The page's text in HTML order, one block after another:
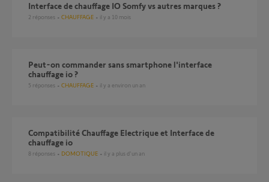
Interface de chauffage IO Somfy vs autres marques ?
2 réponses CHAUFFAGE il y a 10 mois
peut-on commander sans smartphone l'interface
chauffage io ?
5 réponses CHAUFFAGE il y a environ un an
Compatibilité Chauffage Electrique et Interface de
chauffage io
8 réponses DOMOTIQUE il y a plus d'un an